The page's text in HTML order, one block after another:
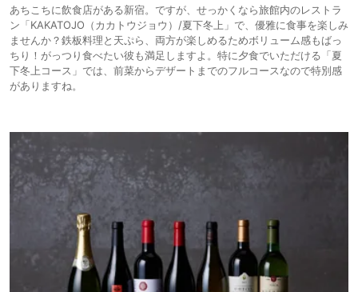
あちこちに飲食店がある新宿。ですが、せっかくなら旅館内のレストラ
ン「KAKATOJO（カカトウジョウ）/夏下冬上」で、優雅に食事を楽しみ
ませんか？鉄板料理と天ぷら、両方が楽しめるためボリューム感もばっ
ちり！がっつり食べたい彼も満足しますよ。特に夕食でいただける「夏
下冬上コース」では、前菜からデザートまでのフルコースなので特別感
がありますね。